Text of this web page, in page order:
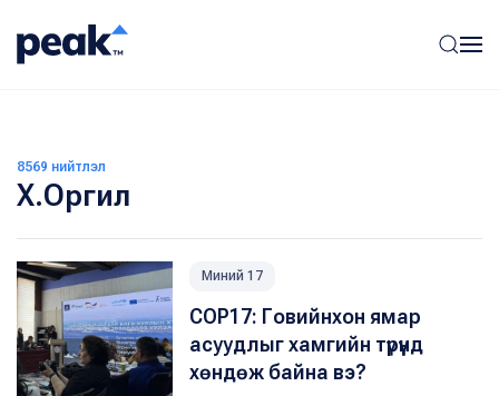
8569 нийтлэл
Х.Оргил
Миний 17
COP17: Говийнхон ямар
асуудлыг хамгийн түрүүнд
хөндөж байна вэ?